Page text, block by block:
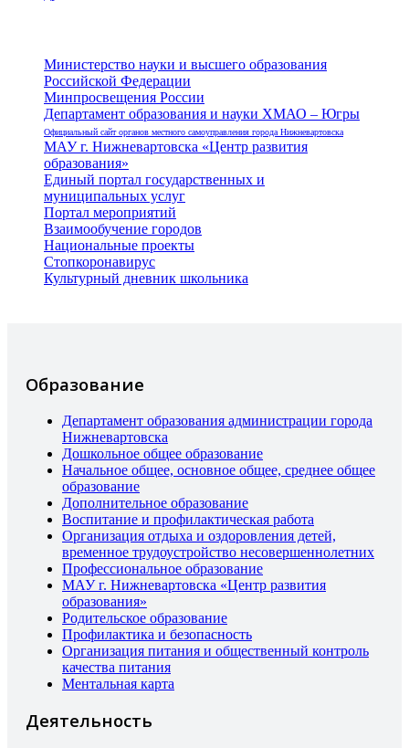
Министерство науки и высшего образования
Российской Федерации
Минпросвещения России
Департамент образования и науки ХМАО – Югры
Официальный сайт органов местного самоуправления города Нижневартовска
МАУ г. Нижневартовска «Центр развития
образования»
Единый портал государственных и
муниципальных услуг
Портал мероприятий
Взаимообучение городов
Национальные проекты
Стопкоронавирус
Культурный дневник школьника
Образование
Департамент образования администрации города
Нижневартовска
Дошкольное общее образование
Начальное общее, основное общее, среднее общее
образование
Дополнительное образование
Воспитание и профилактическая работа
Организация отдыха и оздоровления детей,
временное трудоустройство несовершеннолетних
Профессиональное образование
МАУ г. Нижневартовска «Центр развития
образования»
Родительское образование
Профилактика и безопасность
Организация питания и общественный контроль
качества питания
Ментальная карта
Деятельность